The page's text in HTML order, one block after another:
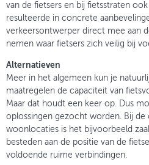
van de fietsers en bij fietsstraten
resulteerde in concrete
verkeersontwerper direct mee aan
nemen waar fietsers zich veilig bij
Alternatieven
Meer in het algemeen kun je
maatregelen de capaciteit van
Maar dat houdt een keer op. Dus
oplossingen gezocht worden. Bij de
woonlocaties is het bijvoorbeeld
besteden aan de positie van de
voldoende ruime verbindingen.